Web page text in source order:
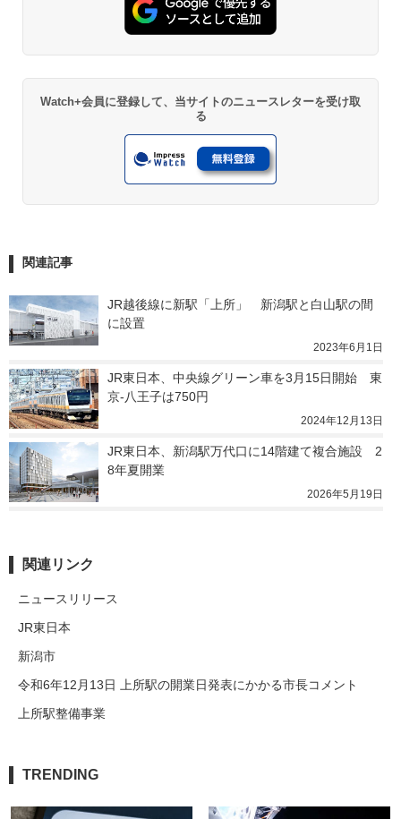
Watch+会員に登録して、当サイトのニュースレターを受け取
る
関連記事
JR越後線に新駅「上所」　新潟駅と白山駅の間
に設置
2023年6月1日
JR東日本、中央線グリーン車を3月15日開始　東
京-八王子は750円
2024年12月13日
JR東日本、新潟駅万代口に14階建て複合施設　2
8年夏開業
2026年5月19日
関連リンク
ニュースリリース
JR東日本
新潟市
令和6年12月13日 上所駅の開業日発表にかかる市長コメント
上所駅整備事業
TRENDING